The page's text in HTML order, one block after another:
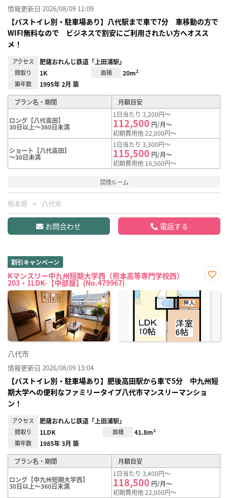
情報更新日 2026/08/09 11:09
【バストイレ別・駐車場あり】八代駅まで車で7分 車移動の方で
WIFI無料なので ビジネスで割安にご利用されたい方へオスス
メ！
アクセス 肥薩おれんじ鉄道「上田浦駅」
間取り 1K 面積 20m²
築年数 1995年 2月 築
プラン名・期間 月額目安
ロング【八代高田】
30日以上～360日未満
1日当たり 3,200円～
112,500 円/月～
初期費用他 22,000円～
ショート【八代高田】
～30日未満
1日当たり 3,300円～
115,500 円/月～
初期費用他 16,500円～
禁煙ルーム
熊本県 八代市
お問合わせ 電話する
割引キャンペーン
Kマンスリー中九州短期大学西（熊本高等専門学校西）
203・1LDK-【中部屋】(No.479967)
に入
八代市
情報更新日 2026/08/09 13:04
【バストイレ別・駐車場あり】肥後高田駅から車で5分 中九州短
期大学への便利なファミリータイプ八代市マンスリーマンショ
ン！
アクセス 肥薩おれんじ鉄道「上田浦駅」
間取り 1LDK 面積 41.8m²
築年数 1985年 3月 築
プラン名・期間 月額目安
ロング【中九州短期大学西】
30日以上～360日未満
1日当たり 3,400円～
118,500 円/月～
初期費用他 22,000円～